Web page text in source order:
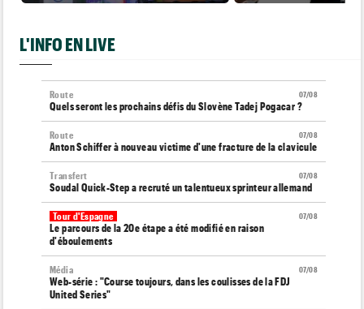
L'INFO EN LIVE
07/08
Route
Quels seront les prochains défis du Slovène Tadej Pogacar ?
07/08
Route
Anton Schiffer à nouveau victime d'une fracture de la clavicule
07/08
Transfert
Soudal Quick-Step a recruté un talentueux sprinteur allemand
07/08
Tour d'Espagne
Le parcours de la 20e étape a été modifié en raison
d'éboulements
07/08
Média
Web-série : "Course toujours, dans les coulisses de la FDJ
United Series"